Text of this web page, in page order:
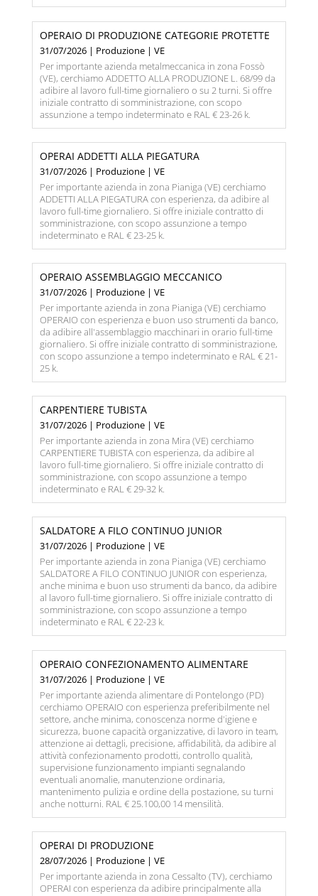
OPERAIO DI PRODUZIONE CATEGORIE PROTETTE
31/07/2026 | Produzione | VE
Per importante azienda metalmeccanica in zona Fossò
(VE), cerchiamo ADDETTO ALLA PRODUZIONE L. 68/99 da
adibire al lavoro full-time giornaliero o su 2 turni. Si offre
iniziale contratto di somministrazione, con scopo
assunzione a tempo indeterminato e RAL € 23-26 k.
OPERAI ADDETTI ALLA PIEGATURA
31/07/2026 | Produzione | VE
Per importante azienda in zona Pianiga (VE) cerchiamo
ADDETTI ALLA PIEGATURA con esperienza, da adibire al
lavoro full-time giornaliero. Si offre iniziale contratto di
somministrazione, con scopo assunzione a tempo
indeterminato e RAL € 23-25 k.
OPERAIO ASSEMBLAGGIO MECCANICO
31/07/2026 | Produzione | VE
Per importante azienda in zona Pianiga (VE) cerchiamo
OPERAIO con esperienza e buon uso strumenti da banco,
da adibire all'assemblaggio macchinari in orario full-time
giornaliero. Si offre iniziale contratto di somministrazione,
con scopo assunzione a tempo indeterminato e RAL € 21-
25 k.
CARPENTIERE TUBISTA
31/07/2026 | Produzione | VE
Per importante azienda in zona Mira (VE) cerchiamo
CARPENTIERE TUBISTA con esperienza, da adibire al
lavoro full-time giornaliero. Si offre iniziale contratto di
somministrazione, con scopo assunzione a tempo
indeterminato e RAL € 29-32 k.
SALDATORE A FILO CONTINUO JUNIOR
31/07/2026 | Produzione | VE
Per importante azienda in zona Pianiga (VE) cerchiamo
SALDATORE A FILO CONTINUO JUNIOR con esperienza,
anche minima e buon uso strumenti da banco, da adibire
al lavoro full-time giornaliero. Si offre iniziale contratto di
somministrazione, con scopo assunzione a tempo
indeterminato e RAL € 22-23 k.
OPERAIO CONFEZIONAMENTO ALIMENTARE
31/07/2026 | Produzione | VE
Per importante azienda alimentare di Pontelongo (PD)
cerchiamo OPERAIO con esperienza preferibilmente nel
settore, anche minima, conoscenza norme d'igiene e
sicurezza, buone capacità organizzative, di lavoro in team,
attenzione ai dettagli, precisione, affidabilità, da adibire al
attività confezionamento prodotti, controllo qualità,
supervisione funzionamento impianti segnalando
eventuali anomalie, manutenzione ordinaria,
mantenimento pulizia e ordine della postazione, su turni
anche notturni. RAL € 25.100,00 14 mensilità.
OPERAI DI PRODUZIONE
28/07/2026 | Produzione | VE
Per importante azienda in zona Cessalto (TV), cerchiamo
OPERAI con esperienza da adibire principalmente alla